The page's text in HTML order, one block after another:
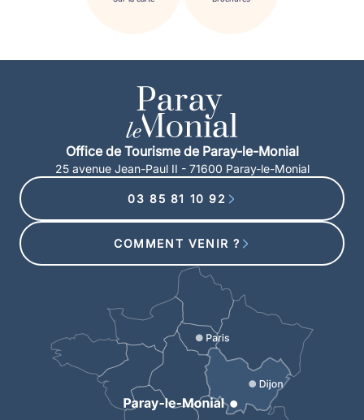
Office de Tourisme de Paray-le-Monial
25 avenue Jean-Paul II - 71600 Paray-le-Monial
03 85 81 10 92
COMMENT VENIR ?